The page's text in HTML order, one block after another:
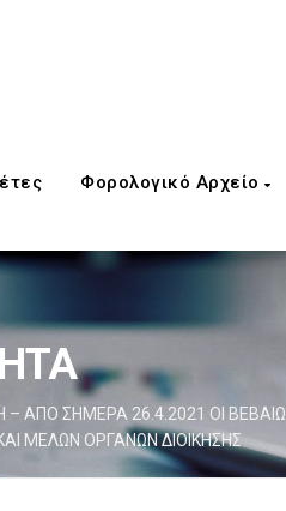
Φορολογικό Αρχείο
– ΑΠΟ ΣΗΜΕΡΑ 26.4.2021 ΟΙ
ΜΕΛΩΝ ΟΡΓΑΝΩΝ ΔΙΟΙΚΗΣΗΣ